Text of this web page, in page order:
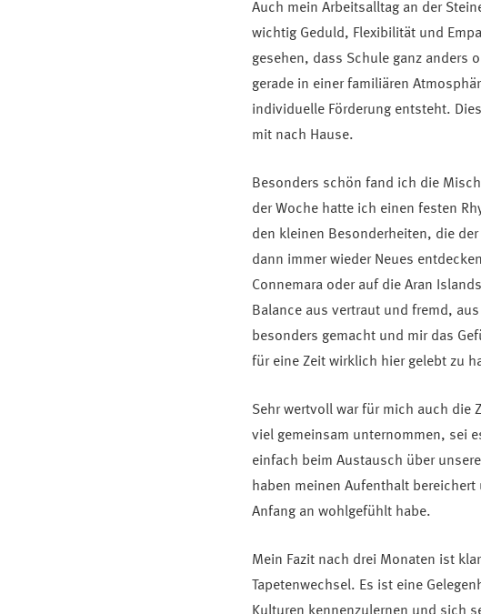
Auch mein Arbeitsalltag an der
wichtig Geduld, Flexibilität und
gesehen, dass Schule ganz anders
gerade in einer familiären
individuelle Förderung entsteht.
mit nach Hause.
Besonders schön fand ich die
der Woche hatte ich einen festen
den kleinen Besonderheiten, die
dann immer wieder Neues
Connemara oder auf die Aran
Balance aus vertraut und fremd,
besonders gemacht und mir das
für eine Zeit wirklich hier gelebt zu
Sehr wertvoll war für mich auch die
viel gemeinsam unternommen, sei
einfach beim Austausch über
haben meinen Aufenthalt
Anfang an wohlgefühlt habe.
Mein Fazit nach drei Monaten ist
Tapetenwechsel. Es ist eine